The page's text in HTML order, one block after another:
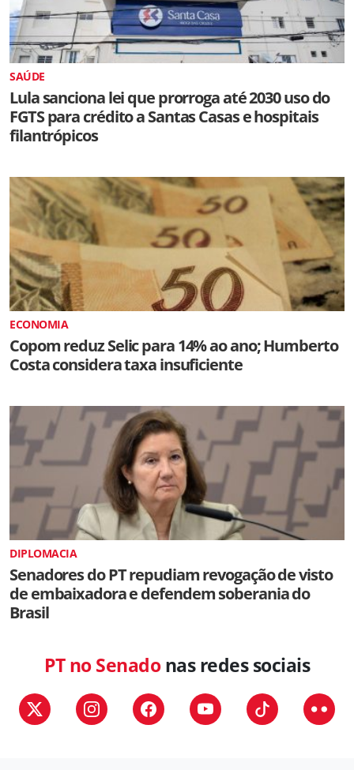
SAÚDE
Lula sanciona lei que prorroga até 2030 uso do
FGTS para crédito a Santas Casas e hospitais
filantrópicos
ECONOMIA
Copom reduz Selic para 14% ao ano; Humberto
Costa considera taxa insuficiente
DIPLOMACIA
Senadores do PT repudiam revogação de visto
de embaixadora e defendem soberania do
Brasil
PT no Senadonas redes sociais